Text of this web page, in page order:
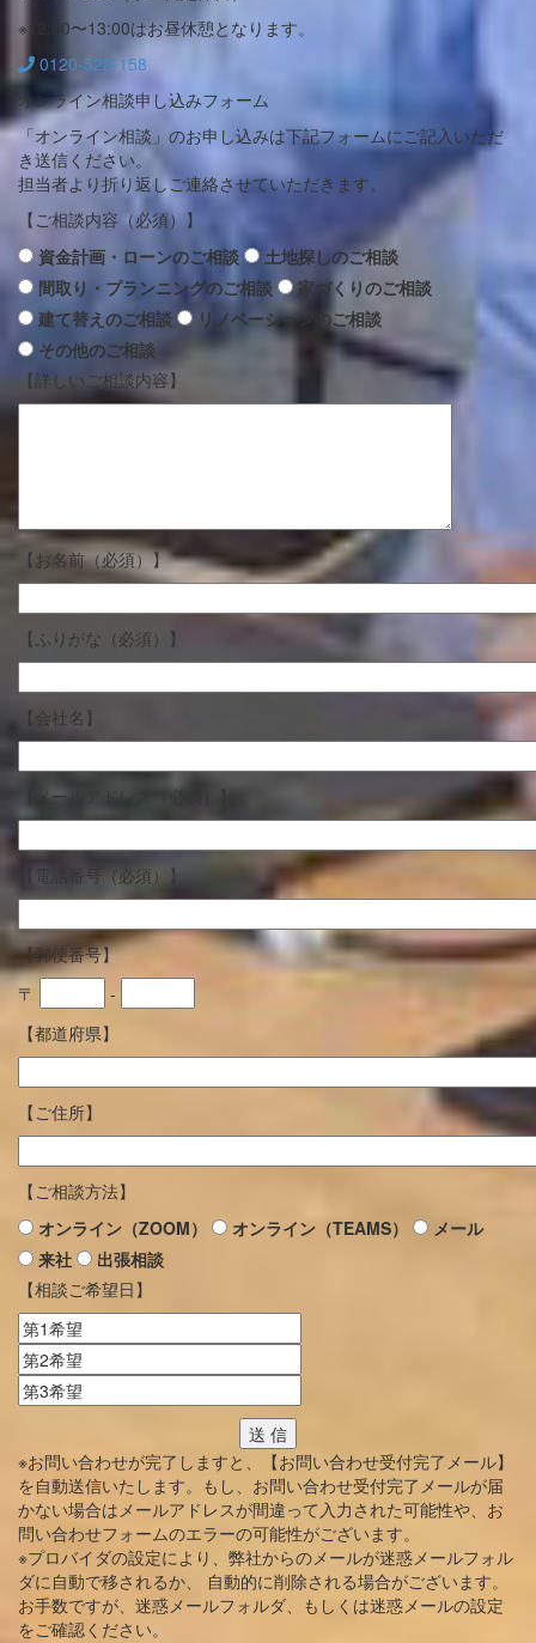
※12:00〜13:00はお昼休憩となります。
0120-522-158
オンライン相談申し込みフォーム
「オンライン相談」のお申し込みは下記フォームにご記入いただ
き送信ください。
担当者より折り返しご連絡させていただきます。
【ご相談内容（必須）】
資金計画・ローンのご相談
土地探しのご相談
間取り・プランニングのご相談
家づくりのご相談
建て替えのご相談
リノベーションのご相談
その他のご相談
【詳しいご相談内容】
【お名前（必須）】
【ふりがな（必須）】
【会社名】
【メールアドレス（必須）】
【電話番号（必須）】
【郵便番号】
〒
-
【都道府県】
【ご住所】
【ご相談方法】
オンライン（ZOOM）
オンライン（TEAMS）
メール
来社
出張相談
【相談ご希望日】
※お問い合わせが完了しますと、【お問い合わせ受付完了メール】
を自動送信いたします。もし、お問い合わせ受付完了メールが届
かない場合はメールアドレスが間違って入力された可能性や、お
問い合わせフォームのエラーの可能性がございます。
※プロバイダの設定により、弊社からのメールが迷惑メールフォル
ダに自動で移されるか、 自動的に削除される場合がございます。
お手数ですが、迷惑メールフォルダ、もしくは迷惑メールの設定
をご確認ください。